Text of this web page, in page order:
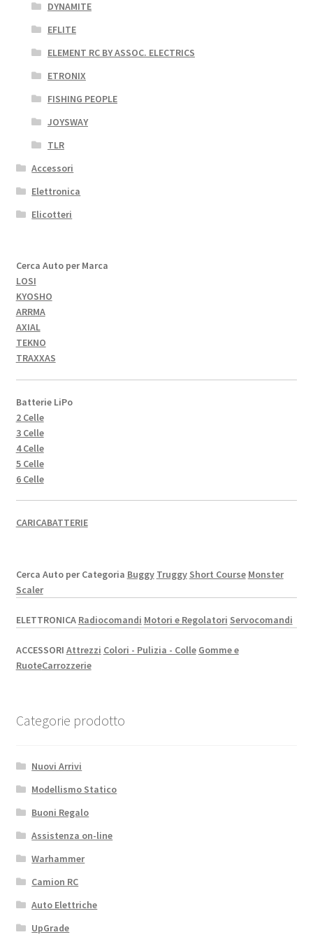
DYNAMITE
EFLITE
ELEMENT RC BY ASSOC. ELECTRICS
ETRONIX
FISHING PEOPLE
JOYSWAY
TLR
Accessori
Elettronica
Elicotteri
Cerca Auto per Marca
LOSI
KYOSHO
ARRMA
AXIAL
TEKNO
TRAXXAS
Batterie LiPo
2 Celle
3 Celle
4 Celle
5 Celle
6 Celle
CARICABATTERIE
Cerca Auto per Categoria Buggy Truggy Short Course Monster
Scaler
ELETTRONICA Radiocomandi Motori e Regolatori Servocomandi
ACCESSORI Attrezzi Colori - Pulizia - Colle Gomme e
RuoteCarrozzerie
Categorie prodotto
Nuovi Arrivi
Modellismo Statico
Buoni Regalo
Assistenza on-line
Warhammer
Camion RC
Auto Elettriche
UpGrade